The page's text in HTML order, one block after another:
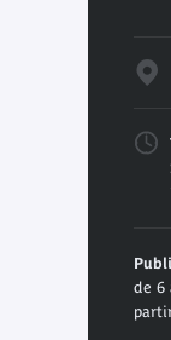
de 6